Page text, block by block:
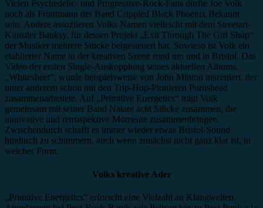
Vielen Psychedelic- und Progressive-Rock-Fans dürfte Joe Volk
noch als Frontmann der Band Crippled Black Phoenix Bekannt
sein. Andere assoziieren Volks Namen vielleicht mit dem Streetart-
Künstler Banksy, für dessen Projekt „Exit Through The Gift Shop“
der Musiker mehrere Stücke beigesteuert hat. Sowieso ist Volk ein
etablierter Name in der kreativen Szene rund um und in Bristol. Das
Video der ersten Single-Auskopplung seines aktuellen Albums,
„Whitesheet“, wurde beispielsweise von John Minton inszeniert, der
unter anderem schon mit den Trip-Hop-Pionieren Portishead
zusammenarbeitete. Auf „Primitive Energetics“ trägt Volk
gemeinsam mit seiner Band Naiare acht Stücke zusammen, die
innovative und retrospektive Momente zusammenbringen.
Zwischendurch schafft es immer wieder etwas Bristol-Sound
hindurch zu schimmern, auch wenn zunächst nicht ganz klar ist, in
welcher Form.
Volks kreative Ader
„Primitive Energetics“ erforscht eine Vielzahl an Klangwelten.